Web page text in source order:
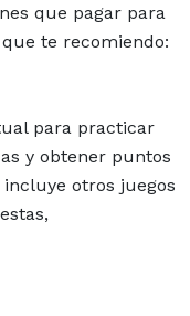
que pagar para
te recomiendo:
para practicar
y obtener puntos
otros juegos